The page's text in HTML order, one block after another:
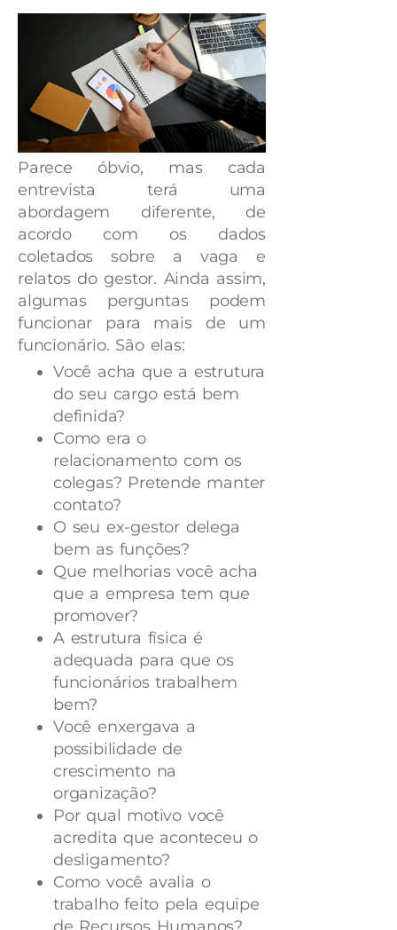
Parece óbvio, mas cada
entrevista terá uma
abordagem diferente, de
acordo com os dados
coletados sobre a vaga e
relatos do gestor. Ainda assim,
algumas perguntas podem
funcionar para mais de um
funcionário. São elas:
Você acha que a estrutura
do seu cargo está bem
definida?
Como era o
relacionamento com os
colegas? Pretende manter
contato?
O seu ex-gestor delega
bem as funções?
Que melhorias você acha
que a empresa tem que
promover?
A estrutura física é
adequada para que os
funcionários trabalhem
bem?
Você enxergava a
possibilidade de
crescimento na
organização?
Por qual motivo você
acredita que aconteceu o
desligamento?
Como você avalia o
trabalho feito pela equipe